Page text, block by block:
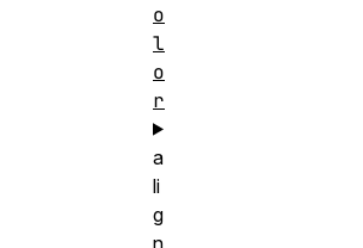
o
l
o
r
a
li
g
n